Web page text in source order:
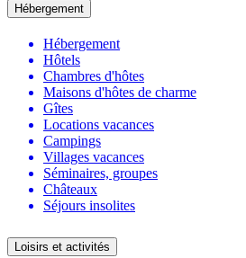
Hébergement
Hébergement
Hôtels
Chambres d'hôtes
Maisons d'hôtes de charme
Gîtes
Locations vacances
Campings
Villages vacances
Séminaires, groupes
Châteaux
Séjours insolites
Loisirs et activités